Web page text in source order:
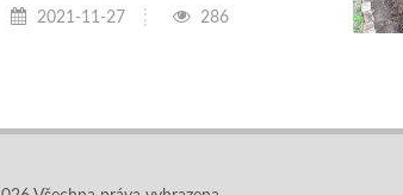
2021-11-27 286